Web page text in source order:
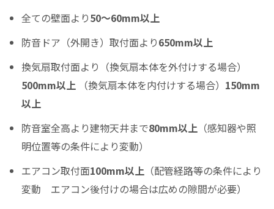
ボーナス月の加算金額
0
ボーナス月の加算（上乗せ）金額をスライドして下さい（1万円単位）
シュミレーション結果
月々のお支払金額
（初回月のみ）お支払金額
全ての壁面より50～60mm以上
防音ドア（外開き）取付面より650mm以上
換気扇取付面より（換気扇本体を外付けする場合）
500mm以上 （換気扇本体を内付けする場合） 150mm
以上
防音室全高より建物天井まで80mm以上 （感知器や照
明位置等の条件により変動）
エアコン取付面100mm以上 （配管経路等の条件により
変動 エアコン後付けの場合は広めの隙間が必要）